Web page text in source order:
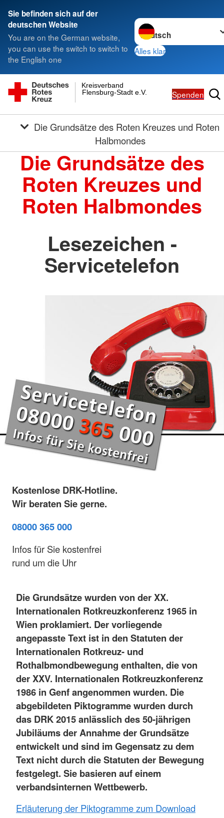
Sie befinden sich auf der
deutschen Website
You are on the German website,
you can use the switch to switch to
the English one
Sprache wechseln zu
Alles klar
Flensburg-Stadt e.V.
Kreisverband
Spenden
Halbmondes
Die Grundsätze des
Roten Kreuzes und
Roten Halbmondes
Lesezeichen -
Servicetelefon
Kostenlose DRK-Hotline.
Wir beraten Sie gerne.
08000 365 000
Infos für Sie kostenfrei
rund um die Uhr
Die Grundsätze wurden von der XX.
Internationalen Rotkreuzkonferenz 1965 in
Wien proklamiert. Der vorliegende
angepasste Text ist in den Statuten der
Internationalen Rotkreuz- und
Rothalbmondbewegung enthalten, die von
der XXV. Internationalen Rotkreuzkonferenz
1986 in Genf angenommen wurden. Die
abgebildeten Piktogramme wurden durch
das DRK 2015 anlässlich des 50-jährigen
Jubiläums der Annahme der Grundsätze
entwickelt und sind im Gegensatz zu dem
Text nicht durch die Statuten der Bewegung
festgelegt. Sie basieren auf einem
verbandsinternen Wettbewerb.
Erläuterung der Piktogramme zum Download